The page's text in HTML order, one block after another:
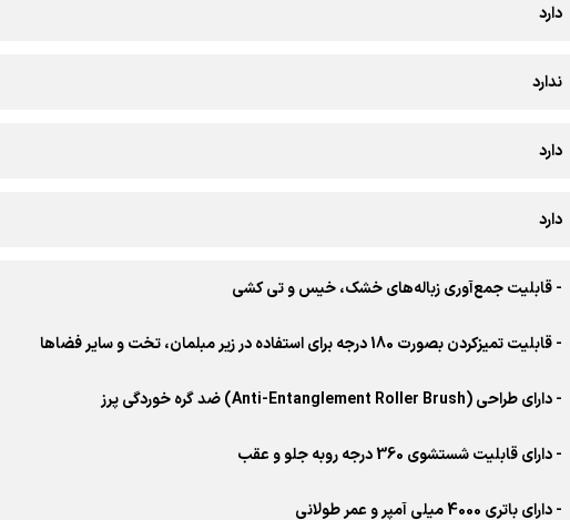
دارد
ندارد
دارد
دارد
- قابلیت جمع‌آوری زباله‌های خشک، خیس و تی کشی
- قابلیت تمیزکردن بصورت 180 درجه برای استفاده در زیر مبلمان، تخت و سایر فضاها
- دارای طراحی (Anti-Entanglement Roller Brush) ضد گره خوردگی پرز
- دارای قابلیت شستشوی 360 درجه روبه جلو و عقب
- دارای باتری 4000 میلی آمپر و عمر طولانی